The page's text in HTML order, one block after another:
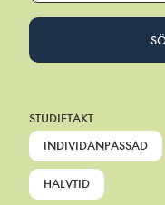
STUDIETAKT
INDIVIDANPASSAD
HALVTID